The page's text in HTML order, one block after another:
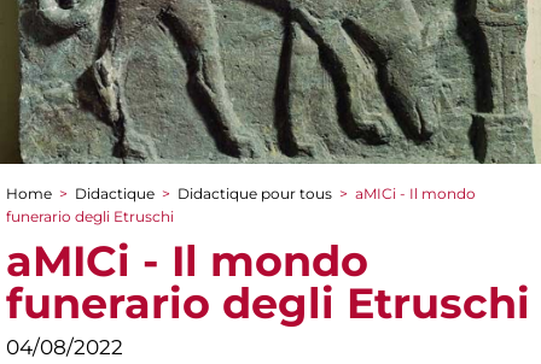
You are here
Home > Didactique > Didactique pour tous > aMICi - Il mondo
funerario degli Etruschi
aMICi - Il mondo
funerario degli Etruschi
04/08/2022